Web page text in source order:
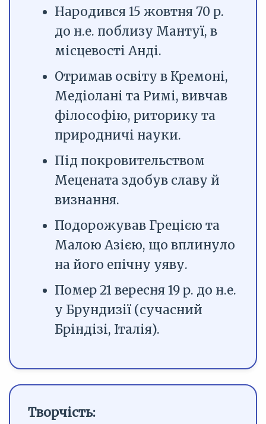
Народився 15 жовтня 70 р.
до н.е. поблизу Мантуї, в
місцевості Анді.
Отримав освіту в Кремоні,
Медіолані та Римі, вивчав
філософію, риторику та
природничі науки.
Під покровительством
Мецената здобув славу й
визнання.
Подорожував Грецією та
Малою Азією, що вплинуло
на його епічну уяву.
Помер 21 вересня 19 р. до н.е.
у Брундизії (сучасний
Бріндізі, Італія).
Творчість: